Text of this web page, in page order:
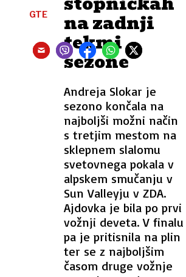
na zadnji
tekmi
sezone
Andreja Slokar je
sezono končala na
najboljši možni način
s tretjim mestom na
sklepnem slalomu
svetovnega pokala v
alpskem smučanju v
Sun Valleyju v ZDA.
Ajdovka je bila po prvi
vožnji deveta. V finalu
pa je pritisnila na plin
ter se z najboljšim
časom druge vožnje
GTE